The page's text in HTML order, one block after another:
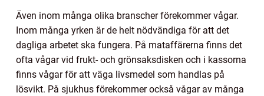
Även inom många olika branscher förekommer vågar.
Inom många yrken är de helt nödvändiga för att det
dagliga arbetet ska fungera. På mataffärerna finns det
ofta vågar vid frukt- och grönsaksdisken och i kassorna
finns vågar för att väga livsmedel som handlas på
lösvikt. På sjukhus förekommer också vågar av många